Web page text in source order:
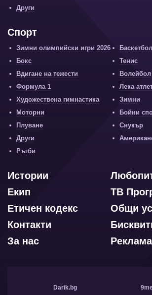
Други
Спорт
Зимни олимпийски игри 2026
Баскетбол
Бокс
Тенис
Вдигане на тежести
Волейбол
Формула 1
Лека
Художествена гимнастика
Зимни
Моторни
Бойни
Плуване
Снукър
Други
Ръгби
Истории
ТВ
Екип
Общи
Етичен кодекс
Контакти
Реклама
За нас
Darik.bg